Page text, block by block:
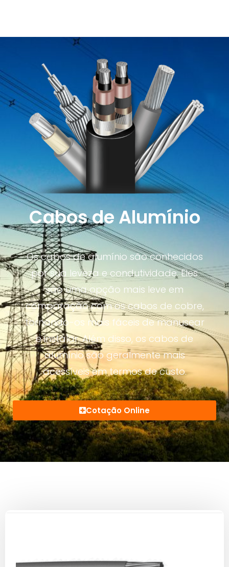
Cabos de Alumínio
Os cabos de alumínio são conhecidos
por sua leveza e condutividade. Eles
são uma opção mais leve em
comparação com os cabos de cobre,
tornando-os mais fáceis de manusear
e instalar. Além disso, os cabos de
alumínio são geralmente mais
acessíveis em termos de custo.
Cotação Online